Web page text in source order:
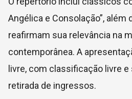
Angélica e Consolação”,
reafirmam sua relevância na
contemporânea. A
livre, com classificação livre
retirada de ingressos.